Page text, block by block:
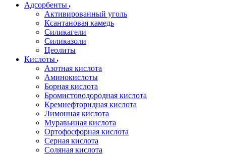
Адсорбенты
Активированный уголь
Ксантановая камедь
Силикагели
Силиказоли
Цеолиты
Кислоты
Азотная кислота
Аминокислоты
Борная кислота
Бромистоводородная кислота
Кремнефторидная кислота
Лимонная кислота
Муравьиная кислота
Ортофосфорная кислота
Серная кислота
Соляная кислота